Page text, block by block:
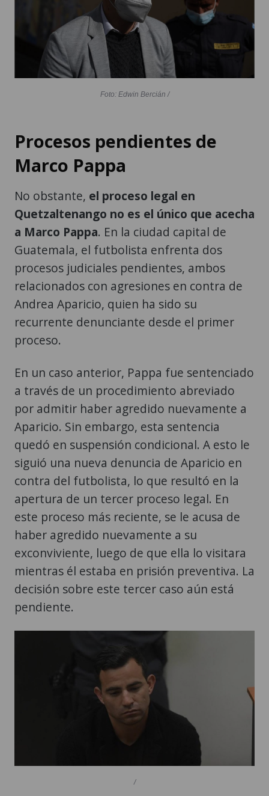
Foto: Edwin Bercián /
Procesos pendientes de
Marco Pappa
No obstante, el proceso legal en
Quetzaltenango no es el único que acecha
a Marco Pappa. En la ciudad capital de
Guatemala, el futbolista enfrenta dos
procesos judiciales pendientes, ambos
relacionados con agresiones en contra de
Andrea Aparicio, quien ha sido su
recurrente denunciante desde el primer
proceso.
En un caso anterior, Pappa fue sentenciado
a través de un procedimiento abreviado
por admitir haber agredido nuevamente a
Aparicio. Sin embargo, esta sentencia
quedó en suspensión condicional. A esto le
siguió una nueva denuncia de Aparicio en
contra del futbolista, lo que resultó en la
apertura de un tercer proceso legal. En
este proceso más reciente, se le acusa de
haber agredido nuevamente a su
exconviviente, luego de que ella lo visitara
mientras él estaba en prisión preventiva. La
decisión sobre este tercer caso aún está
pendiente.
/